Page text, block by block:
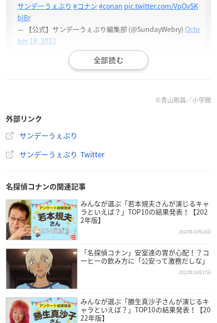
サンデーうぇぶり #コナン #conan pic.twitter.com/VpOvSK
bjBr
— 【公式】サンデーうぇぶり編集部 (@SundayWebry) Octo
ber 18, 2022
©︎青山剛昌／小学館
外部リンク
サンデーうぇぶり
サンデーうぇぶり Twitter
名探偵コナンの関連記事
みんなが選ぶ「若本規夫さんが演じるキャ
ラといえば？」TOP10の結果発表！【202
2年版】
2022年10月18日
「名探偵コナン」安室達の胃が心配！？コ
ーヒーの飲み方に「公安って激務だしな」
2022年10月17日
みんなが選ぶ「勝生真沙子さんが演じるキ
ャラといえば？」TOP10の結果発表！【20
22年版】